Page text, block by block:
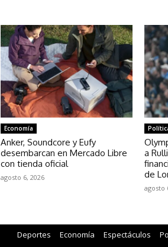
Economía
Anker, Soundcore y Eufy
desembarcan en Mercado Libre
con tienda oficial
agosto 6, 2026
a
de
agosto
Deportes Economía Espectáculos